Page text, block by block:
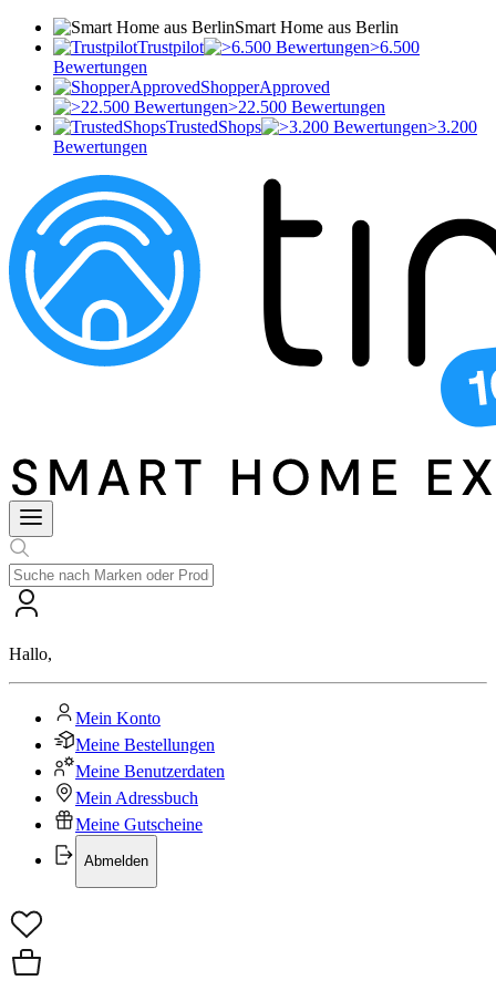
Smart Home aus Berlin
Trustpilot
>6.500
Bewertungen
ShopperApproved
>22.500 Bewertungen
TrustedShops
>3.200
Bewertungen
Hallo,
Mein Konto
Meine Bestellungen
Meine Benutzerdaten
Mein Adressbuch
Meine Gutscheine
Abmelden